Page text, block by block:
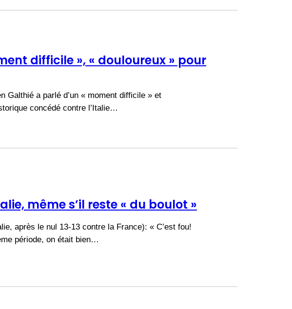
difficile », « douloureux » pour
Galthié a parlé d’un « moment difficile » et
concédé contre l’Italie…
même s’il reste « du boulot »
après le nul 13-13 contre la France): « C’est fou!
période, on était bien…